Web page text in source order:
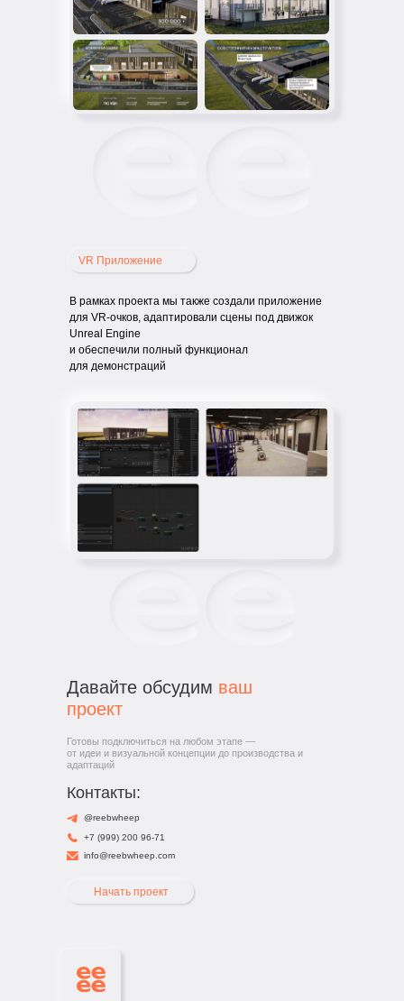
VR Приложение
В рамках проекта мы также создали приложение
для VR-очков, адаптировали сцены под движок
Unreal Engine
и обеспечили полный функционал
для демонстраций
Готовы подключиться на любом этапе —
от идеи и визуальной концепции до производства и
адаптаций
info@reebwheep.com
+7 (999) 200 96-71
@reebwheep
Контакты:
Давайте обсудим ваш
проект
Начать проект